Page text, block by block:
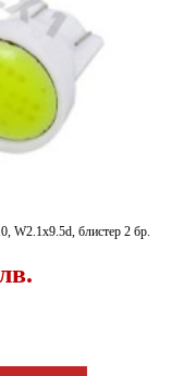
W2.1x9.5d, блистер 2 бр.